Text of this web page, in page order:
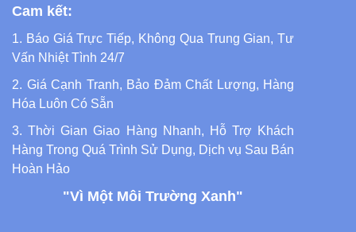
Cam kết:
1. Báo Giá Trực Tiếp, Không Qua Trung Gian, Tư
Vấn Nhiệt Tình 24/7
2. Giá Cạnh Tranh, Bảo Đảm Chất Lượng, Hàng
Hóa Luôn Có Sẵn
3. Thời Gian Giao Hàng Nhanh, Hỗ Trợ Khách
Hàng Trong Quá Trình Sử Dụng, Dịch vụ Sau Bán
Hoàn Hảo
"Vì Một Môi Trường Xanh"